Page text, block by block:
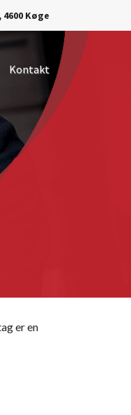
4600 Køge
Kontakt
er en